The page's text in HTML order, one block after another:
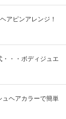
アピンアレンジ！
・・ボディジュエ
ュヘアカラーで簡単